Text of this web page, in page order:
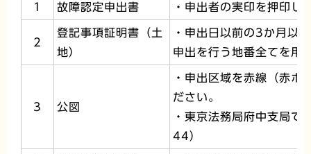
1 故障認定申出書 ・申出者の実印を押印し
2
登記事項証明書（土
地）
・申出日以前の3か月以
申出を行う地番全てを用
3 公図
・申出区域を赤線（赤ボ
ださい。
・東京法務局府中支局で
44）